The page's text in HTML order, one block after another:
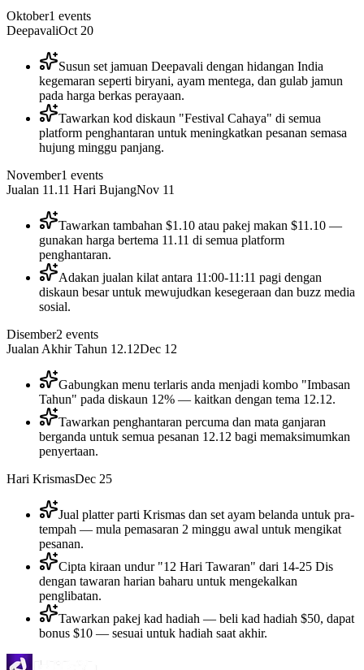
Oktober1 events
DeepavaliOct 20
Susun set jamuan Deepavali dengan hidangan India
kegemaran seperti biryani, ayam mentega, dan gulab jamun
pada harga berkas perayaan.
Tawarkan kod diskaun "Festival Cahaya" di semua
platform penghantaran untuk meningkatkan pesanan semasa
hujung minggu panjang.
November1 events
Jualan 11.11 Hari BujangNov 11
Tawarkan tambahan $1.10 atau pakej makan $11.10 —
gunakan harga bertema 11.11 di semua platform
penghantaran.
Adakan jualan kilat antara 11:00-11:11 pagi dengan
diskaun besar untuk mewujudkan kesegeraan dan buzz media
sosial.
Disember2 events
Jualan Akhir Tahun 12.12Dec 12
Gabungkan menu terlaris anda menjadi kombo "Imbasan
Tahun" pada diskaun 12% — kaitkan dengan tema 12.12.
Tawarkan penghantaran percuma dan mata ganjaran
berganda untuk semua pesanan 12.12 bagi memaksimumkan
penyertaan.
Hari KrismasDec 25
Jual platter parti Krismas dan set ayam belanda untuk pra-
tempah — mula pemasaran 2 minggu awal untuk mengikat
pesanan.
Cipta kiraan undur "12 Hari Tawaran" dari 14-25 Dis
dengan tawaran harian baharu untuk mengekalkan
penglibatan.
Tawarkan pakej kad hadiah — beli kad hadiah $50, dapat
bonus $10 — sesuai untuk hadiah saat akhir.